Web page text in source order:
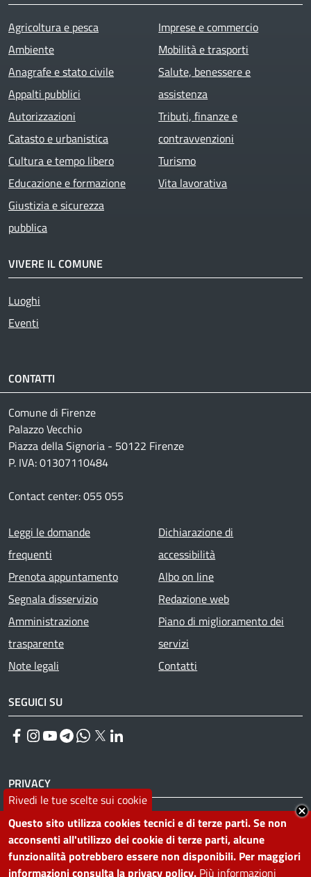
Rivedi le tue scelte sui cookie
Questo sito utilizza cookies tecnici e di terze parti. Se non
acconsenti all'utilizzo dei cookie di terze parti, alcune
funzionalità potrebbero essere non disponibili. Per maggiori
informazioni consulta la privacy policy. Più informazioni
Agricoltura e pesca
Ambiente
Anagrafe e stato civile
Appalti pubblici
Autorizzazioni
Catasto e urbanistica
Cultura e tempo libero
Educazione e formazione
Giustizia e sicurezza
pubblica
Imprese e commercio
Mobilità e trasporti
Salute, benessere e
assistenza
Tributi, finanze e
contravvenzioni
Turismo
Vita lavorativa
VIVERE IL COMUNE
Luoghi
Eventi
CONTATTI
Comune di Firenze
Palazzo Vecchio
Piazza della Signoria - 50122 Firenze
P. IVA: 01307110484
Contact center: 055 055
Footer menu
Leggi le domande
frequenti
Prenota appuntamento
Segnala disservizio
Amministrazione
trasparente
Note legali
Dichiarazione di
accessibilità
Albo on line
Redazione web
Piano di miglioramento dei
servizi
Contatti
SEGUICI SU
Facebook
Instagram
YouTube
Telegram
WhatsApp
Twitter
PRIVACY
Useful links section
La Privacy nel Comune
PRIVACY